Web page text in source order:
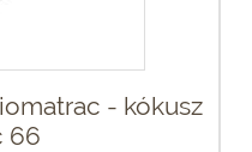
- kókusz
66